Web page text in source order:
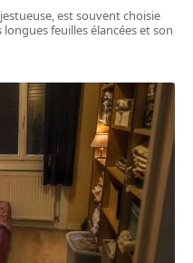
est souvent choisie
feuilles élancées et son